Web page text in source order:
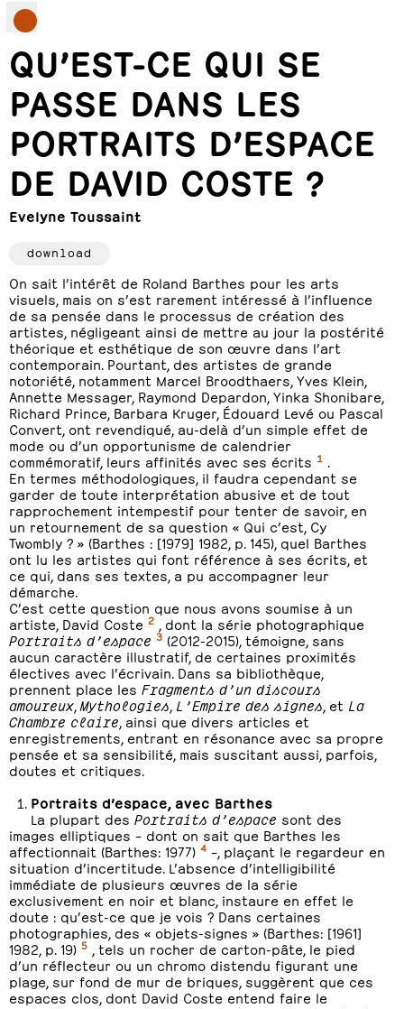
QU’EST-CE QUI SE
PASSE DANS LES
PORTRAITS D’ESPACE
DE DAVID COSTE ?
Evelyne Toussaint
download
On sait l’intérêt de Roland Barthes pour les arts
visuels, mais on s’est rarement intéressé à l’influence
de sa pensée dans le processus de création des
artistes, négligeant ainsi de mettre au jour la postérité
théorique et esthétique de son œuvre dans l’art
contemporain. Pourtant, des artistes de grande
notoriété, notamment Marcel Broodthaers, Yves Klein,
Annette Messager, Raymond Depardon, Yinka Shonibare,
Richard Prince, Barbara Kruger, Édouard Levé ou Pascal
Convert, ont revendiqué, au-delà d’un simple effet de
mode ou d’un opportunisme de calendrier
commémoratif, leurs affinités avec ses écrits 1
En termes méthodologiques, il faudra cependant se
garder de toute interprétation abusive et de tout
rapprochement intempestif pour tenter de savoir, en
un retournement de sa question « Qui c’est, Cy
Twombly ? » (Barthes : [1979] 1982, p. 145), quel Barthes
ont lu les artistes qui font référence à ses écrits, et
ce qui, dans ses textes, a pu accompagner leur
démarche.
C’est cette question que nous avons soumise à un
artiste, David Coste 2
, dont la série photographique
Portraits d’espace 3 (2012-2015), témoigne, sans
aucun caractère illustratif, de certaines proximités
électives avec l’écrivain. Dans sa bibliothèque,
prennent place les Fragments d’un discours
amoureux Mythologies L’Empire des signes , et La
Chambre claire , ainsi que divers articles et
enregistrements, entrant en résonance avec sa propre
pensée et sa sensibilité, mais suscitant aussi, parfois,
doutes et critiques.
Portraits d’espace, avec Barthes
La plupart des Portraits d’espace sont des
images elliptiques – dont on sait que Barthes les
affectionnait (Barthes: 1977) 4 –, plaçant le regardeur en
situation d’incertitude. L’absence d’intelligibilité
immédiate de plusieurs œuvres de la série
exclusivement en noir et blanc, instaure en effet le
doute : qu’est-ce que je vois ? Dans certaines
photographies, des « objets-signes » (Barthes: [1961]
1982, p. 19) 5
, tels un rocher de carton-pâte, le pied
d’un réflecteur ou un chromo distendu figurant une
plage, sur fond de mur de briques, suggèrent que ces
espaces clos, dont David Coste entend faire le